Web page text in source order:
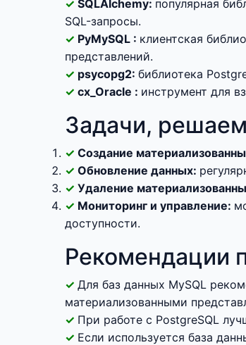
SQLAlchemy: популярная
SQL-запросы.
PyMySQL : клиентская
представлений.
psycopg2: библиотека
cx_Oracle : инструмент для
Задачи,
Создание
Обновление данных:
Удаление
Мониторинг и управление:
доступности.
Рекомендации
Для баз данных MySQL
материализованными
При работе с PostgreSQL
Если используется база